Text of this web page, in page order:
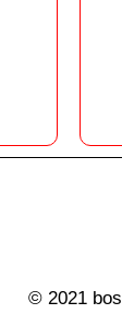
© 2021